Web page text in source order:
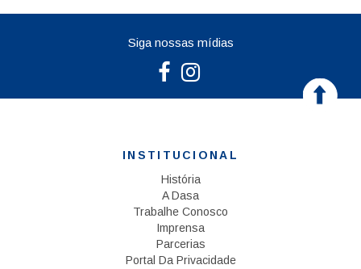
Siga nossas mídias
INSTITUCIONAL
História
A Dasa
Trabalhe Conosco
Imprensa
Parcerias
Portal Da Privacidade